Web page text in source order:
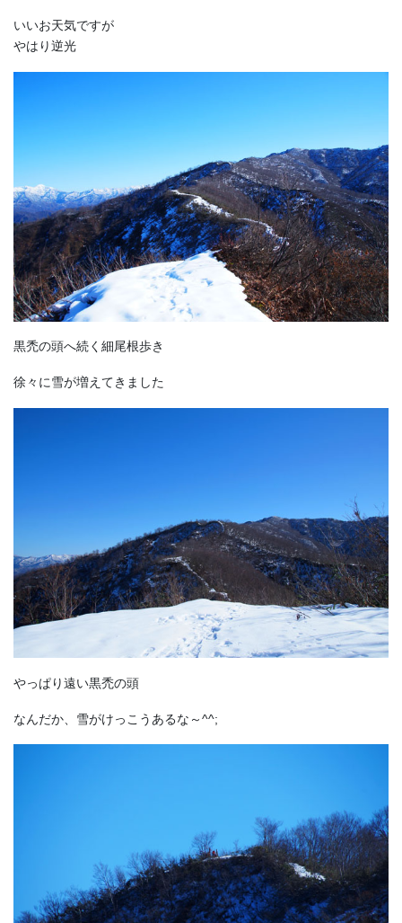
いいお天気ですが
やはり逆光
黒禿の頭へ続く細尾根歩き
徐々に雪が増えてきました
やっぱり遠い黒禿の頭
なんだか、雪がけっこうあるな～^^;